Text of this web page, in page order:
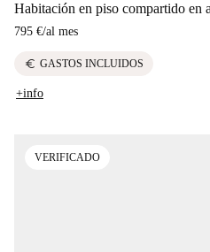
Habitación en piso compartido en
795 €/al mes
euro GASTOS INCLUIDOS
+info
VERIFICADO